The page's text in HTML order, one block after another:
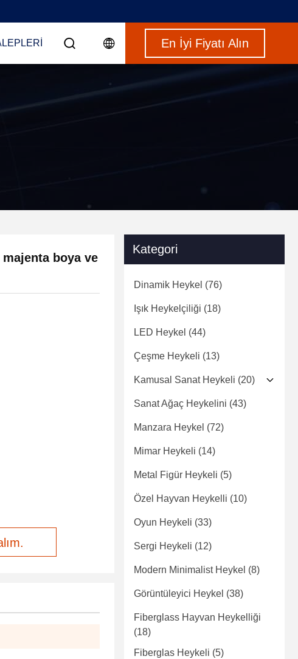
En İyi Fiyatı Alın
majenta boya ve
Kategori
Dinamik Heykel (76)
Işık Heykelçiliği (18)
LED Heykel (44)
Çeşme Heykeli (13)
Kamusal Sanat Heykeli (20)
Sanat Ağaç Heykelini (43)
Manzara Heykel (72)
Mimar Heykeli (14)
Metal Figür Heykeli (5)
Özel Hayvan Heykelli (10)
Oyun Heykeli (33)
Sergi Heykeli (12)
Modern Minimalist Heykel (8)
Görüntüleyici Heykel (38)
Fiberglass Hayvan Heykelliği
(18)
Fiberglas Heykeli (5)